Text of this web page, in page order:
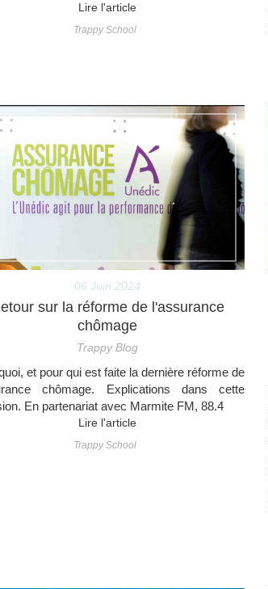
Lire l'article
Trappy School
06 Juin 2024
sur la réforme de l'assurance
chômage
Trappy Blog
et pour qui est faite la dernière réforme de
chômage. Explications dans cette
En partenariat avec Marmite FM, 88.4
Lire l'article
Trappy School